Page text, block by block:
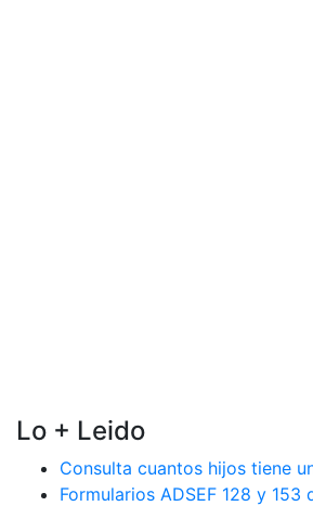
Lo + Leido
Consulta cuantos hijos tiene
Formularios ADSEF 128 y 153